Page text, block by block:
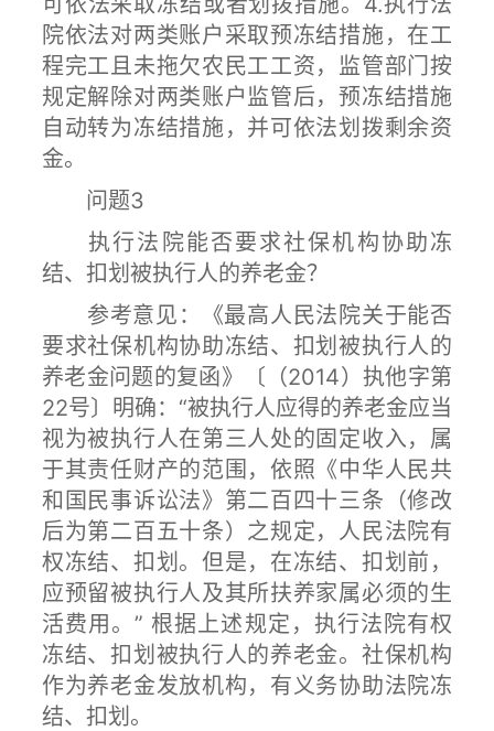
院依法对两类账户采取预冻结措施，在工
程完工且未拖欠农民工工资，监管部门按
规定解除对两类账户监管后，预冻结措施
自动转为冻结措施，并可依法划拨剩余资
金。
问题3
执行法院能否要求社保机构协助冻
结、扣划被执行人的养老金？
参考意见：《最高人民法院关于能否
要求社保机构协助冻结、扣划被执行人的
养老金问题的复函》〔（2014）执他字第
22号〕明确：“被执行人应得的养老金应当
视为被执行人在第三人处的固定收入，属
于其责任财产的范围，依照《中华人民共
和国民事诉讼法》第二百四十三条（修改
后为第二百五十条）之规定，人民法院有
权冻结、扣划。但是，在冻结、扣划前，
应预留被执行人及其所扶养家属必须的生
活费用。” 根据上述规定，执行法院有权
冻结、扣划被执行人的养老金。社保机构
作为养老金发放机构，有义务协助法院冻
结、扣划。